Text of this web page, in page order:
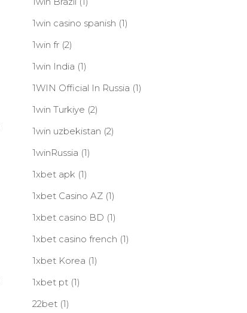
1win casino spanish (1)
1win fr(2)
1win India (1)
1WIN Official In Russia (1)
1win Turkiye (2)
1win uzbekistan (2)
1winRussia (1)
1xbet apk (1)
1xbet Casino AZ(1)
1xbet casino BD (1)
1xbet casino french (1)
1xbet Korea (1)
1xbet pt(1)
22bet(1)